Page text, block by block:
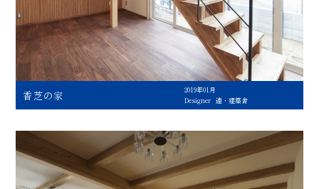
香芝の家
2019年01月
Designer 連・建築舎